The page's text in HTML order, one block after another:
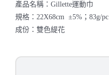
產品名稱：Gillette運動巾
規格：22X68cm ±5%；83g/pc
成份：雙色緹花